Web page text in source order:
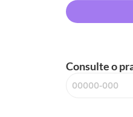
Consulte o